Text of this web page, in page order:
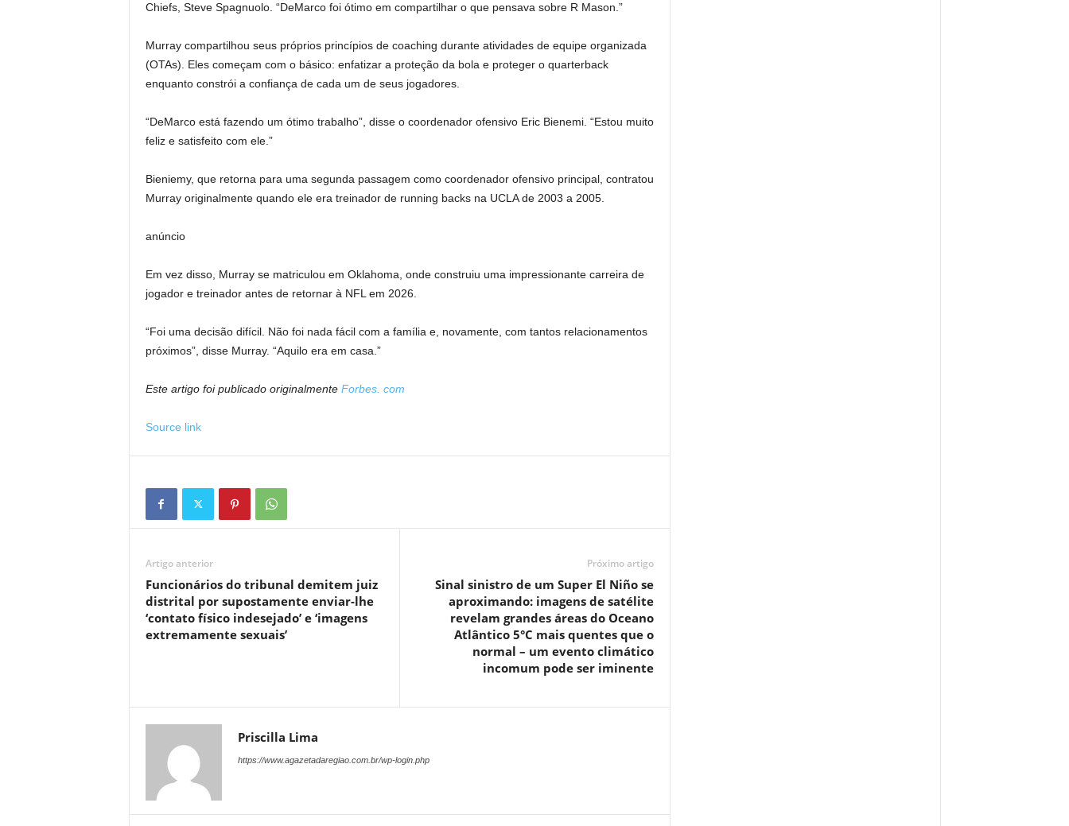
Chiefs, Steve Spagnuolo. “DeMarco foi ótimo em compartilhar o que pensava sobre R Mason.”
Murray compartilhou seus próprios princípios de coaching durante atividades de equipe organizada
(OTAs). Eles começam com o básico: enfatizar a proteção da bola e proteger o quarterback
enquanto constrói a confiança de cada um de seus jogadores.
“DeMarco está fazendo um ótimo trabalho”, disse o coordenador ofensivo Eric Bienemi. “Estou muito
feliz e satisfeito com ele.”
Bieniemy, que retorna para uma segunda passagem como coordenador ofensivo principal, contratou
Murray originalmente quando ele era treinador de running backs na UCLA de 2003 a 2005.
anúncio
Em vez disso, Murray se matriculou em Oklahoma, onde construiu uma impressionante carreira de
jogador e treinador antes de retornar à NFL em 2026.
“Foi uma decisão difícil. Não foi nada fácil com a família e, novamente, com tantos relacionamentos
próximos”, disse Murray. “Aquilo era em casa.”
Este artigo foi publicado originalmente Forbes. com
Source link
Artigo anterior
Funcionários do tribunal demitem juiz
distrital por supostamente enviar-lhe
‘contato físico indesejado’ e ‘imagens
extremamente sexuais’
Próximo artigo
Sinal sinistro de um Super El Niño se
aproximando: imagens de satélite
revelam grandes áreas do Oceano
Atlântico 5°C mais quentes que o
normal – um evento climático
incomum pode ser iminente
Priscilla Lima
https://www.agazetadaregiao.com.br/wp-login.php